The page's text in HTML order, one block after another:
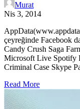
Murat
Nis 3, 2014
çeyreğinde Facebook
Candy Crush Saga
Microsoft Live Spotify
Criminal Case Skype
Read More